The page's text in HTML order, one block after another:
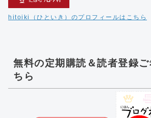
hitoiki（ひといき）のプロフィールはこちら
無料の定期購読＆読者登録ご
ちら